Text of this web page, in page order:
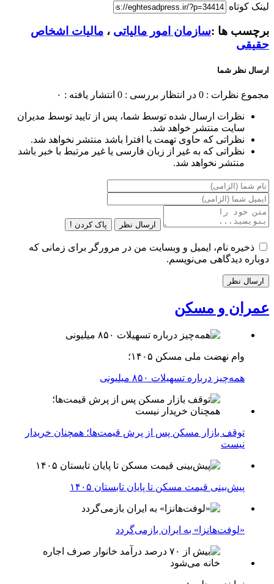
لینک کوتاه
برچسب ها :سازمان امور مالیاتی ، مالیات اشخاص
حقیقی
ارسال نظر شما
مجموع نظرات : 0 در انتظار بررسی : 0 انتشار یافته : ۰
نظرات ارسال شده توسط شما، پس از تایید توسط مدیران
سایت منتشر خواهد شد.
نظراتی که حاوی تهمت یا افترا باشد منتشر نخواهد شد.
نظراتی که به غیر از زبان فارسی یا غیر مرتبط با خبر باشد
منتشر نخواهد شد.
ارسال نظر پاک کردن !
ذخیره نام، ایمیل و وبسایت من در مرورگر برای زمانی که
دوباره دیدگاهی می‌نویسم.
عمران و مسکن
وام نهضت ملی مسکن ۱۴۰۵؛
همه‌چیز درباره تسهیلات ۸۵۰ میلیونی
توقف بازار مسکن پس از پرش قیمت‌ها؛ همچنان خریدار
نیست
پیش‌بینی قیمت مسکن تا پایان تابستان ۱۴۰۵
«لوفت‌هانزا» به ایران بازمی‌گردد